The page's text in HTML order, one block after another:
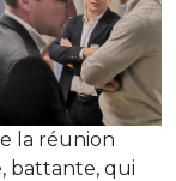
la réunion
battante, qui